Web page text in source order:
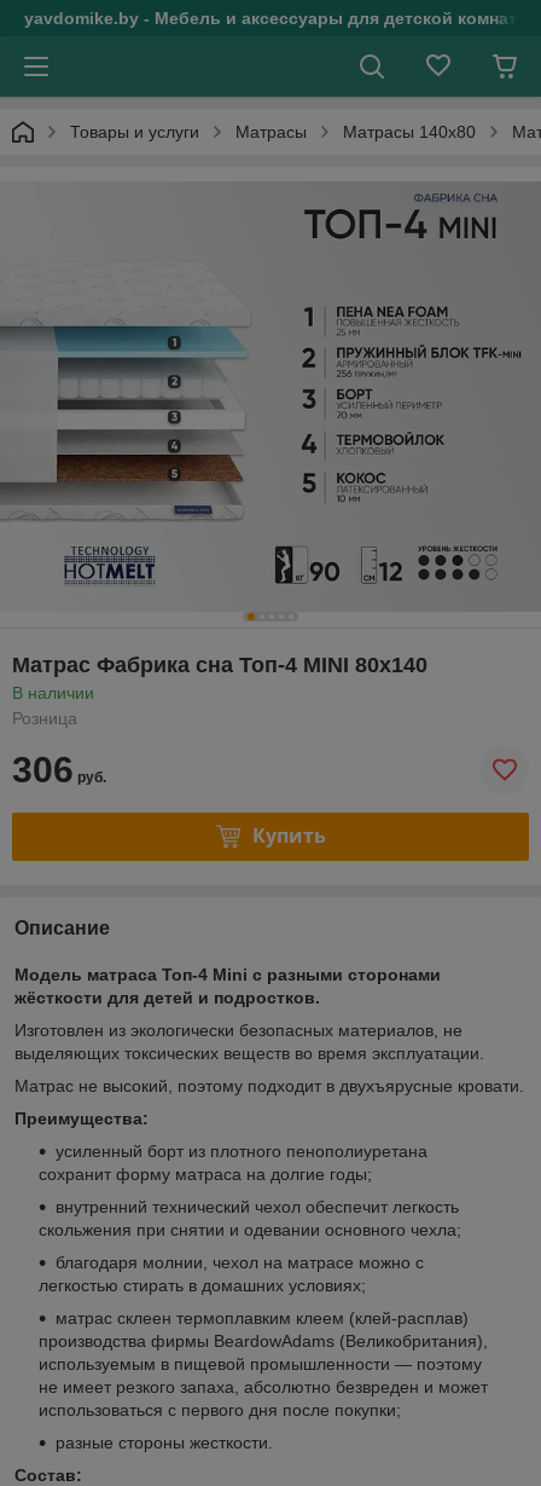
yavdomike.by - Мебель и аксессуары для детской комнаты
Товары и услуги Матрасы Матрасы 140х80
Матрас Фабрика сна Топ-4 MINI 80х140
В наличии
Розница
306 руб.
Купить
Описание
Модель матраса Топ-4 Mini с разными сторонами
жёсткости для детей и подростков.
Изготовлен из экологически безопасных материалов, не
выделяющих токсических веществ во время эксплуатации.
Матрас не высокий, поэтому подходит в двухъярусные кровати.
Преимущества:
усиленный борт из плотного пенополиуретана
сохранит форму матраса на долгие годы;
внутренний технический чехол обеспечит легкость
скольжения при снятии и одевании основного чехла;
благодаря молнии, чехол на матрасе можно с
легкостью стирать в домашних условиях;
матрас склеен термоплавким клеем (клей-расплав)
производства фирмы BeardowAdams (Великобритания),
используемым в пищевой промышленности — поэтому
не имеет резкого запаха, абсолютно безвреден и может
использоваться с первого дня после покупки;
разные стороны жесткости.
Состав: